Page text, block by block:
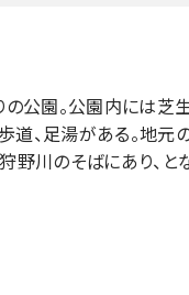
公園。公園内には芝
、足湯がある。地元
野川のそばにあり、